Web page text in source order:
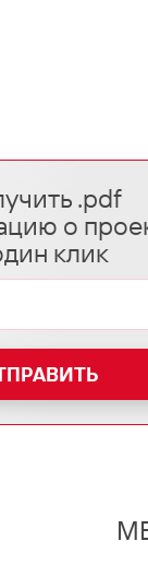
.pdf
о
клик